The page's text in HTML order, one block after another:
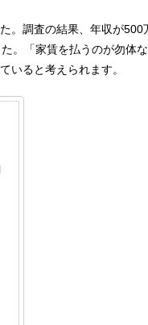
。調査の結果、年収が500
。「家賃を払うのが勿体な
いると考えられます。